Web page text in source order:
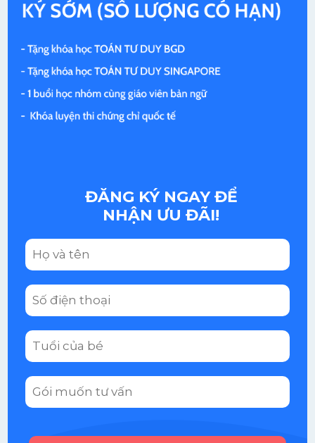
ĐĂNG KÝ NGAY ĐỂ
NHẬN ƯU ĐÃI!